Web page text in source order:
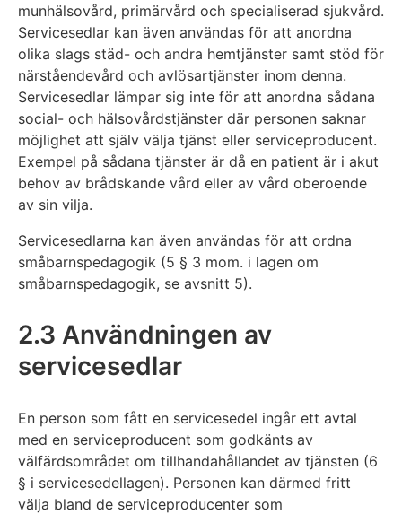
munhälsovård, primärvård och specialiserad sjukvård.
Servicesedlar kan även användas för att anordna
olika slags städ- och andra hemtjänster samt stöd för
närståendevård och avlösartjänster inom denna.
Servicesedlar lämpar sig inte för att anordna sådana
social- och hälsovårdstjänster där personen saknar
möjlighet att själv välja tjänst eller serviceproducent.
Exempel på sådana tjänster är då en patient är i akut
behov av brådskande vård eller av vård oberoende
av sin vilja.
Servicesedlarna kan även användas för att ordna
småbarnspedagogik (5 § 3 mom. i lagen om
småbarnspedagogik, se avsnitt 5).
2.3 Användningen av
servicesedlar
En person som fått en servicesedel ingår ett avtal
med en serviceproducent som godkänts av
välfärdsområdet om tillhandahållandet av tjänsten (6
§ i servicesedellagen). Personen kan därmed fritt
välja bland de serviceproducenter som